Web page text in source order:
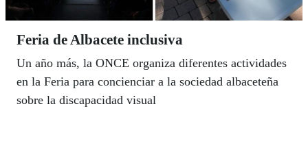
Feria de Albacete inclusiva
Un año más, la ONCE organiza diferentes actividades
en la Feria para concienciar a la sociedad albaceteña
sobre la discapacidad visual